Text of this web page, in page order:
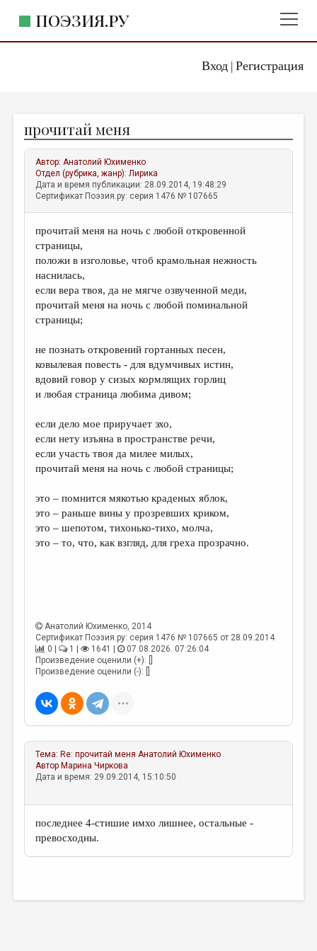
Вход| Регистрация
ПОЭЗИЯ.РУ
ЖАНРЫ
АВТОРЫ
КОММЕНТАРИИ
ЛИТСАЛОН
НОВОСТИ
ПРАВИЛА САЙТА
ОТДЕЛЫ И РУБРИКИ
ИЗБРАННОЕ
ПРОИЗВЕДЕНИЯ
ПЕРЕВОДЫ
ДЕТСКАЯ КОМНАТА
КНИЖНАЯ ПОЛКА
СТРАНИЦЫ ПАМЯТИ
ОБЪЯВЛЕНИЯ
МАЛАЯ ПРОЗА
ЭССЕИСТИКА
КУЛЬТУРОВЕДЕНИЕ
ПУБЛИЦИСТИКА
РЕЦЕНЗИРОВАНИЕ
МЕДИА
ВКОНТАКТЕ
прочитай меня
Автор:Анатолий Юхименко
Отдел (рубрика, жанр):Лирика
Дата и время публикации: 28.09.2014, 19:48:29
Сертификат Поэзия.ру: серия 1476 № 107665
прочитай меня на ночь с любой откровенной
страницы,
положи в изголовье, чтоб крамольная нежность
наснилась,
если вера твоя, да не мягче озвученной меди,
прочитай меня на ночь с любой поминальной
страницы;
не познать откровений гортанных песен,
ковылевая повесть - для вдумчивых истин,
вдовий говор у сизых кормлящих горлиц
и любая страница любима дивом;
если дело мое приручает эхо,
если нету изъяна в пространстве речи,
если участь твоя да милее милых,
прочитай меня на ночь с любой страницы;
это – помнится мякотью краденых яблок,
это – раньше вины у прозревших криком,
это – шепотом, тихонько-тихо, молча,
это – то, что, как взгляд, для греха прозрачно.
Анатолий Юхименко, 2014
Сертификат Поэзия.ру: серия 1476 № 107665 от 28.09.2014
0 |
1 | 1641 |
07.08.2026. 07:26:04
Произведение оценили (+): []
Произведение оценили (-): []
Тема: Re: прочитай меня Анатолий Юхименко
Автор Марина Чиркова
Дата и время: 29.09.2014, 15:10:50
последнее 4-стишие имхо лишнее, остальные -
превосходны.